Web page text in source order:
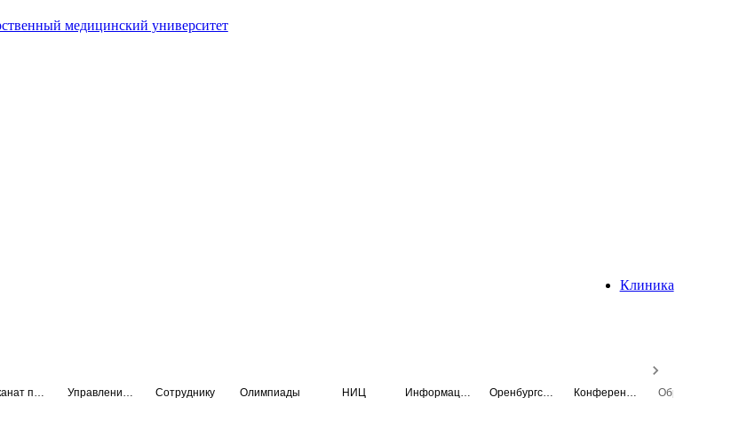
медицинский университет
Клиника
Сотруднику Олимпиады НИЦ